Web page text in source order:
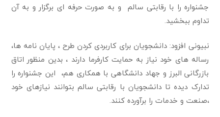
جشنواره را با رقابتی سالم و به صورت حرفه ای برگزار و به آن
تداوم ببخشید.
نبیونی افزود: دانشجویان برای کاربردی کردن طرح ، پایان نامه ها،
رساله های خود نیاز به حمایت کارفرما دارند ، بدین منظور اتاق
بازرگانی البرز و جهاد دانشگاهی با همکاری هم، این جشنواره را
تدارک دیده تا دانشجویان با رقابتی سالم بتوانند نیازهای خود
،صنعت و خدمات را برآورده کنند.